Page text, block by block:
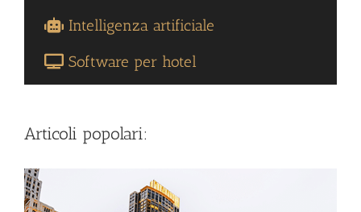
Intelligenza artificiale
Software per hotel
Articoli popolari: